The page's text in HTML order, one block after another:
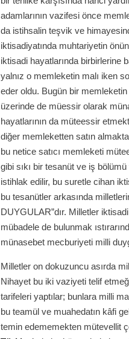
adamlarının vazifesi önce
da istihsalin teşvik ve
iktisadiyatında muhtariyetin
iktisadi hayatlarında birbirlerine
yalnız o memleketin malı iken
eder oldu. Bugün bir
üzerinde de müessir olarak
hayatlarının da müteessir
diğer memleketten satın
bu netice satıcı memleketi
gibi sıkı bir tesanüt ve iş
istihlak edilir, bu suretle cihan
bu tesanütler arkasında
DUYGULAR”dır. Milletler
mübadele de bulunmak
münasebet mecburiyeti milli
Milletler on dokuzuncu asırda
Nihayet bu iki vaziyeti telif
tarifeleri yaptılar; bunlara milli
bu teamül ve muahedatın kâfi
temin edememekten mütevellit